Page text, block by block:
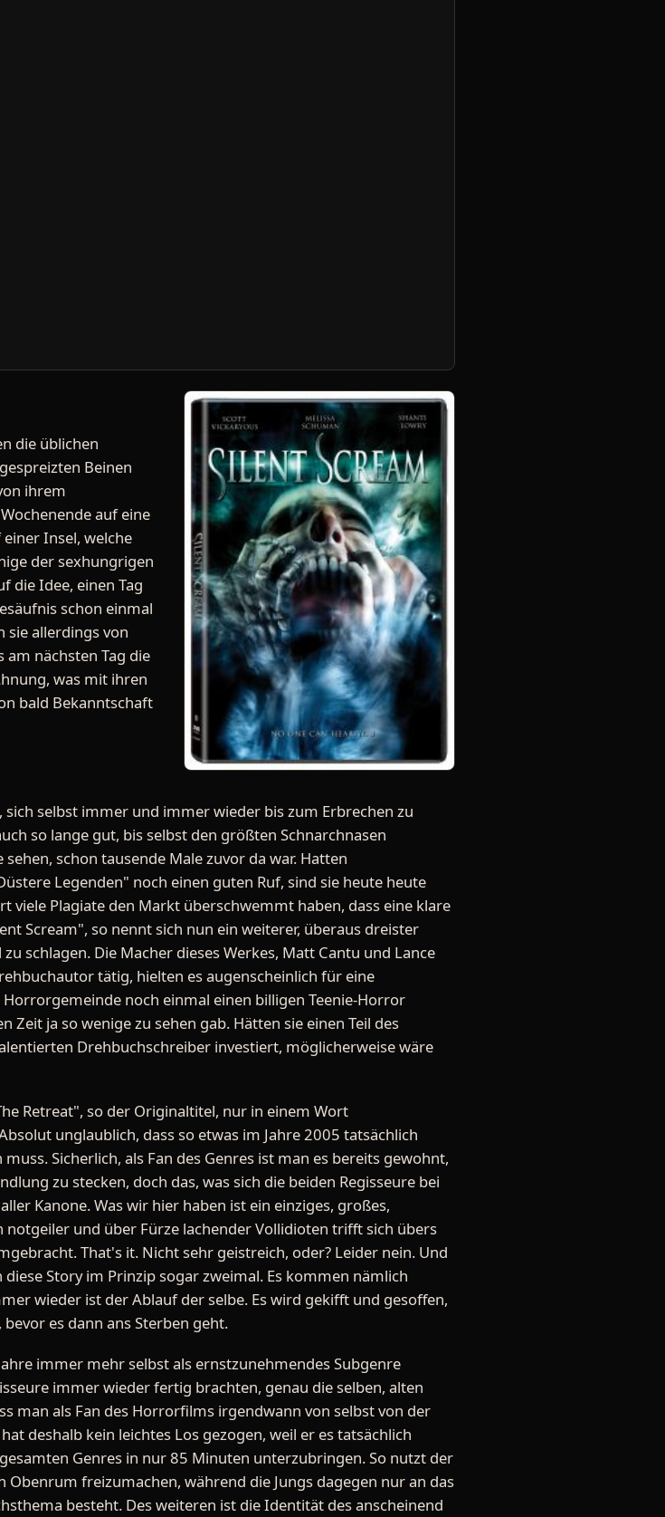
die üblichen
Beinen
ihrem
auf eine
Insel, welche
der sexhungrigen
die Idee, einen Tag
schon einmal
sie allerdings von
nächsten Tag die
was mit ihren
bald Bekanntschaft
selbst immer und immer wieder bis zum Erbrechen zu
so lange gut, bis selbst den größten Schnarchnasen
schon tausende Male zuvor da war. Hatten
Legenden" noch einen guten Ruf, sind sie heute heute
Plagiate den Markt überschwemmt haben, dass eine klare
Scream", so nennt sich nun ein weiterer, überaus dreister
schlagen. Die Macher dieses Werkes, Matt Cantu und Lance
tätig, hielten es augenscheinlich für eine
noch einmal einen billigen Teenie-Horror
ja so wenige zu sehen gab. Hätten sie einen Teil des
Drehbuchschreiber investiert, möglicherweise wäre
Retreat", so der Originaltitel, nur in einem Wort
unglaublich, dass so etwas im Jahre 2005 tatsächlich
Sicherlich, als Fan des Genres ist man es bereits gewohnt,
zu stecken, doch das, was sich die beiden Regisseure bei
Kanone. Was wir hier haben ist ein einziges, großes,
notgeiler und über Fürze lachender Vollidioten trifft sich übers
That's it. Nicht sehr geistreich, oder? Leider nein. Und
Story im Prinzip sogar zweimal. Es kommen nämlich
wieder ist der Ablauf der selbe. Es wird gekifft und gesoffen,
es dann ans Sterben geht.
immer mehr selbst als ernstzunehmendes Subgenre
immer wieder fertig brachten, genau die selben, alten
man als Fan des Horrorfilms irgendwann von selbst von der
deshalb kein leichtes Los gezogen, weil er es tatsächlich
Genres in nur 85 Minuten unterzubringen. So nutzt der
Obenrum freizumachen, während die Jungs dagegen nur an das
besteht. Des weiteren ist die Identität des anscheinend